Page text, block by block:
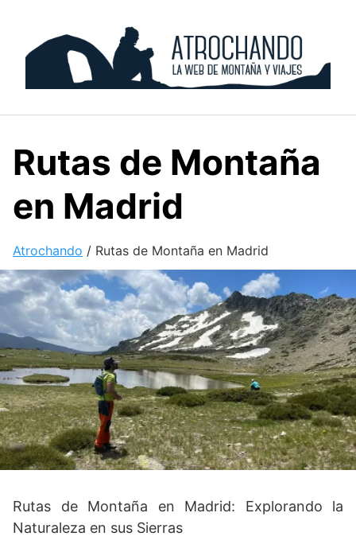
content
Rutas de Montaña
en Madrid
Atrochando / Rutas de Montaña en Madrid
Rutas de Montaña en Madrid: Explorando la
Naturaleza en sus Sierras